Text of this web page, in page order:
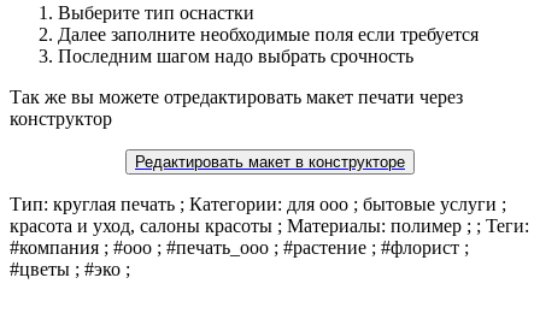
Выберите тип оснастки
Далее заполните необходимые поля если требуется
Последним шагом надо выбрать срочность
Так же вы можете отредактировать макет печати через
конструктор
Редактировать макет в конструкторе
Тип: круглая печать ; Категории: для ооо ; бытовые услуги ;
красота и уход, салоны красоты ; Материалы: полимер ; ; Теги:
#компания ; #ооо ; #печать_ооо ; #растение ; #флорист ;
#цветы ; #эко ;